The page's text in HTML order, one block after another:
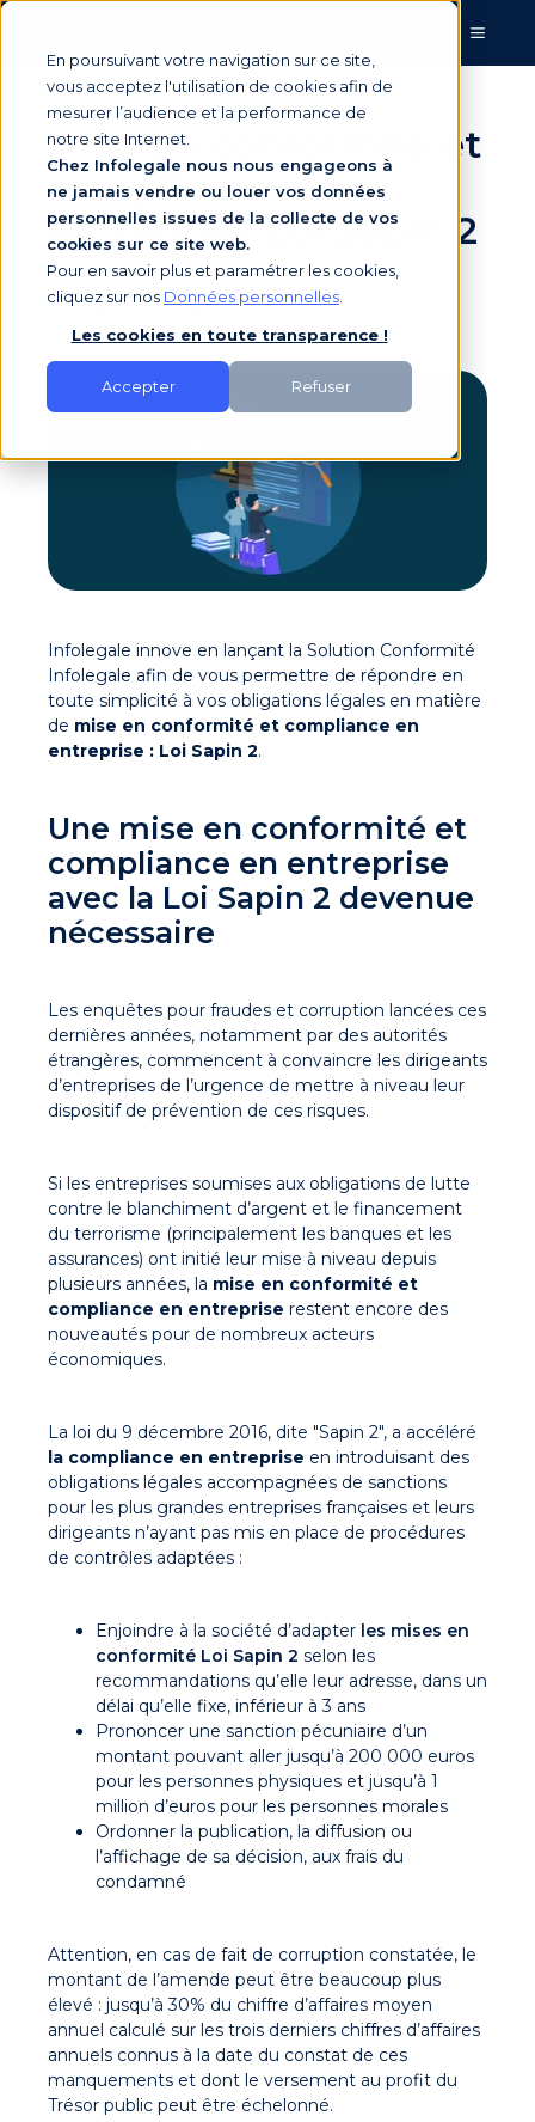
En poursuivant votre navigation sur ce site,
vous acceptez l'utilisation de cookies afin de
mesurer l’audience et la performance de
notre site Internet.
Chez Infolegale nous nous engageons à
ne jamais vendre ou louer vos données
personnelles issues de la collecte de vos
cookies sur ce site web.
Pour en savoir plus et paramétrer les cookies,
cliquez sur nos Données personnelles
Les cookies en toute transparence !
Accepter Refuser
Mise en conformité et
compliance en
entreprise Loi Sapin 2
par le 28/03/2019 10:00
Infolegale innove en lançant la Solution Conformité
Infolegale afin de vous permettre de répondre en
toute simplicité à vos obligations légales en matière
de mise en conformité et compliance en
entreprise : Loi Sapin 2.
Une mise en conformité et
compliance en entreprise
avec la Loi Sapin 2 devenue
nécessaire
Les enquêtes pour fraudes et corruption lancées ces
dernières années, notamment par des autorités
étrangères, commencent à convaincre les dirigeants
d’entreprises de l’urgence de mettre à niveau leur
dispositif de prévention de ces risques.
Si les entreprises soumises aux obligations de lutte
contre le blanchiment d’argent et le financement
du terrorisme (principalement les banques et les
assurances) ont initié leur mise à niveau depuis
plusieurs années, la mise en conformité et
compliance en entreprise restent encore des
nouveautés pour de nombreux acteurs
économiques.
La loi du 9 décembre 2016, dite "Sapin 2", a accéléré
la compliance en entreprise en introduisant des
obligations légales accompagnées de sanctions
pour les plus grandes entreprises françaises et leurs
dirigeants n’ayant pas mis en place de procédures
de contrôles adaptées :
Enjoindre à la société d’adapter les mises en
conformité Loi Sapin 2 selon les
recommandations qu’elle leur adresse, dans un
délai qu’elle fixe, inférieur à 3 ans
Prononcer une sanction pécuniaire d’un
montant pouvant aller jusqu’à 200 000 euros
pour les personnes physiques et jusqu’à 1
million d’euros pour les personnes morales
Ordonner la publication, la diffusion ou
l’affichage de sa décision, aux frais du
condamné
Attention, en cas de fait de corruption constatée, le
montant de l’amende peut être beaucoup plus
élevé : jusqu’à 30% du chiffre d’affaires moyen
annuel calculé sur les trois derniers chiffres d’affaires
annuels connus à la date du constat de ces
manquements et dont le versement au profit du
Trésor public peut être échelonné.